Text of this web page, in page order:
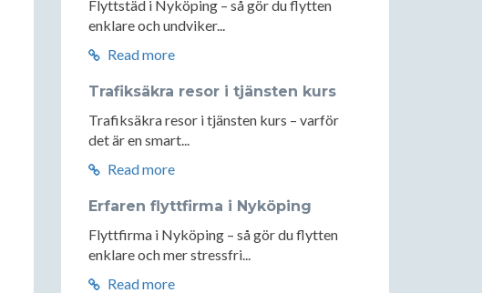
Flyttstäd i Nyköping – så gör du flytten
enklare och undviker...
Read more
Trafiksäkra resor i tjänsten kurs
Trafiksäkra resor i tjänsten kurs – varför
det är en smart...
Read more
Erfaren flyttfirma i Nyköping
Flyttfirma i Nyköping – så gör du flytten
enklare och mer stressfri...
Read more